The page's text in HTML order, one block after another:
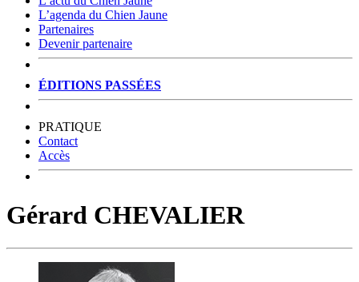
L’agenda du Chien Jaune
Partenaires
Devenir partenaire
ÉDITIONS PASSÉES
PRATIQUE
Contact
Accès
Gérard CHEVALIER